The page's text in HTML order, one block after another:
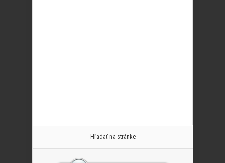
Hľadať na stránke